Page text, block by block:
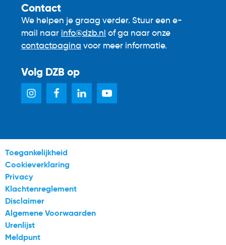
Contact
We helpen je graag verder. Stuur een e-
mail naar info@dzb.nl of ga naar onze
contactpagina voor meer informatie.
Volg DZB op
Toegankelijkheid
Cookieverklaring
Privacy
Klachtenreglement
Disclaimer
Algemene Voorwaarden
Urenlijst
Meldpunt